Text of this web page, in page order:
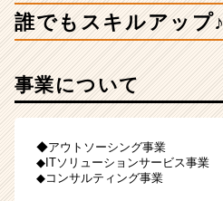
不
問
慢
の
研
修
制
誰でもスキルアップ♪
事業について
◆アウトソーシング事業
◆ITソリューションサービス事業
◆コンサルティング事業